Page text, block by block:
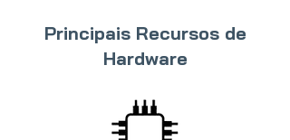
Principais Recursos de
Hardware